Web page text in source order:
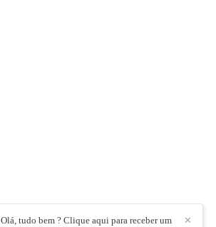
✕
Olá, tudo bem ? Clique aqui para receber um